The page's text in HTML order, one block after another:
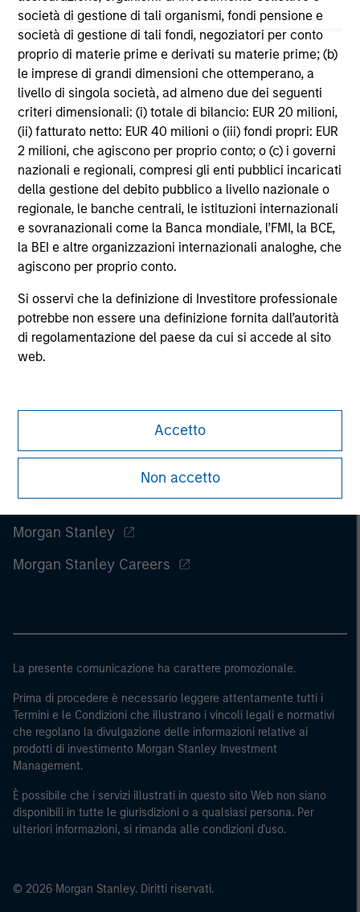
società di gestione di tali organismi, fondi pensione e
società di gestione di tali fondi, negoziatori per conto
proprio di materie prime e derivati su materie prime; (b)
le imprese di grandi dimensioni che ottemperano, a
livello di singola società, ad almeno due dei seguenti
criteri dimensionali: (i) totale di bilancio: EUR 20 milioni,
(ii) fatturato netto: EUR 40 milioni o (iii) fondi propri: EUR
2 milioni, che agiscono per proprio conto; o (c) i governi
nazionali e regionali, compresi gli enti pubblici incaricati
della gestione del debito pubblico a livello nazionale o
regionale, le banche centrali, le istituzioni internazionali
e sovranazionali come la Banca mondiale, l’FMI, la BCE,
la BEI e altre organizzazioni internazionali analoghe, che
agiscono per proprio conto.
Si osservi che la definizione di Investitore professionale
potrebbe non essere una definizione fornita dall’autorità
di regolamentazione del paese da cui si accede al sito
web.
Accetto
Non accetto
May not represent all Team Members.
The information on this page is for informational
purposes only. The information contained herein does
not constitute and should not be construed as an
offering of advisory services or an offer to sell or a
solicitation of an offer to buy any securities in any
jurisdiction in which such offer or solicitation,
purchase or sale would be unlawful under the
securities, insurance or other laws of such jurisdiction.
All investing involves risks, including a loss of principal.
Please refer to the strategy detail page for important
considerations.
Morgan Stanley
Morgan Stanley Careers
La presente comunicazione ha carattere promozionale.
Prima di procedere è necessario leggere attentamente tutti i
Termini e le Condizioni che illustrano i vincoli legali e normativi
che regolano la divulgazione delle informazioni relative ai
prodotti di investimento Morgan Stanley Investment
Management.
È possibile che i servizi illustrati in questo sito Web non siano
disponibili in tutte le giurisdizioni o a qualsiasi persona. Per
ulteriori informazioni, si rimanda alle condizioni d'uso.
© 2026 Morgan Stanley. Diritti riservati.